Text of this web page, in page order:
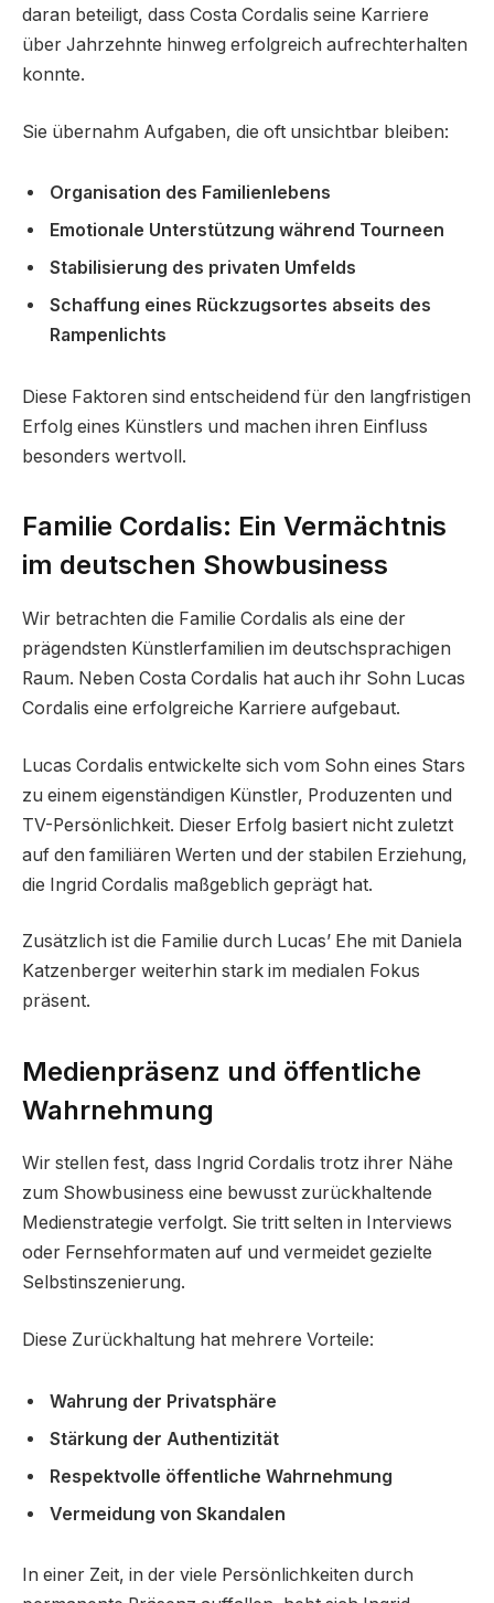
daran beteiligt, dass Costa Cordalis seine Karriere
über Jahrzehnte hinweg erfolgreich aufrechterhalten
konnte.
Sie übernahm Aufgaben, die oft unsichtbar bleiben:
Organisation des Familienlebens
Emotionale Unterstützung während Tourneen
Stabilisierung des privaten Umfelds
Schaffung eines Rückzugsortes abseits des
Rampenlichts
Diese Faktoren sind entscheidend für den langfristigen
Erfolg eines Künstlers und machen ihren Einfluss
besonders wertvoll.
Familie Cordalis: Ein Vermächtnis
im deutschen Showbusiness
Wir betrachten die Familie Cordalis als eine der
prägendsten Künstlerfamilien im deutschsprachigen
Raum. Neben Costa Cordalis hat auch ihr Sohn Lucas
Cordalis eine erfolgreiche Karriere aufgebaut.
Lucas Cordalis entwickelte sich vom Sohn eines Stars
zu einem eigenständigen Künstler, Produzenten und
TV-Persönlichkeit. Dieser Erfolg basiert nicht zuletzt
auf den familiären Werten und der stabilen Erziehung,
die Ingrid Cordalis maßgeblich geprägt hat.
Zusätzlich ist die Familie durch Lucas’ Ehe mit Daniela
Katzenberger weiterhin stark im medialen Fokus
präsent.
Medienpräsenz und öffentliche
Wahrnehmung
Wir stellen fest, dass Ingrid Cordalis trotz ihrer Nähe
zum Showbusiness eine bewusst zurückhaltende
Medienstrategie verfolgt. Sie tritt selten in Interviews
oder Fernsehformaten auf und vermeidet gezielte
Selbstinszenierung.
Diese Zurückhaltung hat mehrere Vorteile:
Wahrung der Privatsphäre
Stärkung der Authentizität
Respektvolle öffentliche Wahrnehmung
Vermeidung von Skandalen
In einer Zeit, in der viele Persönlichkeiten durch